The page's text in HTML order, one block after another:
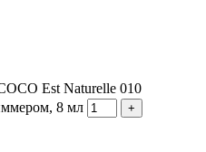
Est Naturelle 010
8 мл